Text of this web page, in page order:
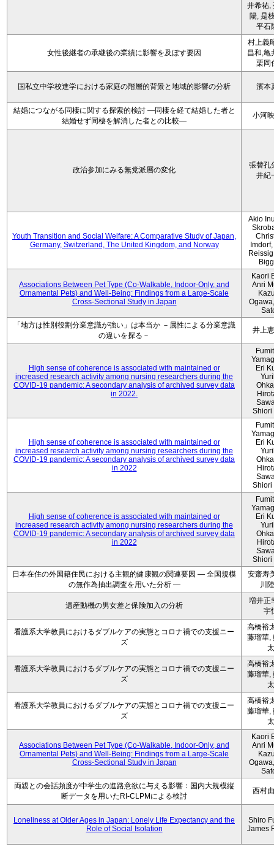
井希祐,
陽, 是
平石
女性後継者の承継後の業績に影響を及ぼす要因
村上義
昌和,亀
栗岡
国私立中学校進学における家庭の階層的背景と地域的影響の分析 濱本
結婚につながる同棲に関する探索的検討 ―同棲を経て結婚した者と
結婚せず同棲を解消した者との比較―
小河
政治参加にみる無党派層の変化
張替孔
井紀
Youth Transition and Social Welfare: A Comparative Study of Japan,
Germany, Switzerland, The United Kingdom, and Norway
Akio
Associations Between Pet Type (Co-Walkable, Indoor-Only, and
Ornamental Pets) and Well-Being: Findings from a Large-Scale
Cross-Sectional Study in Japan
Kaori
Anri
「地方は性別役割分業意識が強い」は本当か －属性による分業意識
の違いを探る－
井上
High sense of coherence is associated with maintained or
increased research activity among nursing researchers during the
COVID-19 pandemic: A secondary analysis of archived survey data
in 2022.
Eri
Shiori
High sense of coherence is associated with maintained or
increased research activity among nursing researchers during the
COVID-19 pandemic: A secondary analysis of archived survey data
in 2022
Eri
Shiori
High sense of coherence is associated with maintained or
increased research activity among nursing researchers during the
COVID-19 pandemic: A secondary analysis of archived survey data
in 2022
Eri
Shiori
日本在住の外国籍住民における主観的健康観の関連要因 ― 全国規模
の無作為抽出調査を用いた分析 ―
安齋寿
川
遺産動機の男女差と保険加入の分析
増井正
宇
看護系大学教員におけるダブルケアの実態とコロナ禍での支援ニー
ズ
高橋裕
藤瑠華,
太
看護系大学教員におけるダブルケアの実態とコロナ禍での支援ニー
ズ
高橋裕
藤瑠華,
太
看護系大学教員におけるダブルケアの実態とコロナ禍での支援ニー
ズ
高橋裕
藤瑠華,
太
Associations Between Pet Type (Co-Walkable, Indoor-Only, and
Ornamental Pets) and Well-Being: Findings from a Large-Scale
Cross-Sectional Study in Japan
Kaori
Anri
両親との会話頻度が中学生の進路意欲に与える影響：国内大規模縦
断データを用いたRI-CLPMによる検討
西村
Loneliness at Older Ages in Japan: Lonely Life Expectancy and the
Role of Social Isolation
Shiro
James